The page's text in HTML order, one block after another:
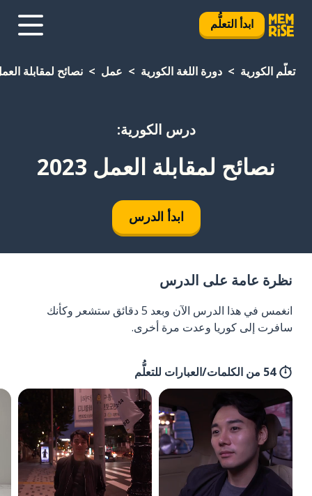
ابدأ التعلُّم
تعلَّم الكورية دورة اللغة الكورية عمل نصائح لمقابلة العمل
درس الكورية:
نصائح لمقابلة العمل 2023
ابدأ الدرس
نظرة عامة على الدرس
انغمس في هذا الدرس الآن وبعد 5 دقائق ستشعر وكأنك
سافرت إلى كوريا وعدت مرة أخرى.
54 من الكلمات/العبارات للتعلُّم